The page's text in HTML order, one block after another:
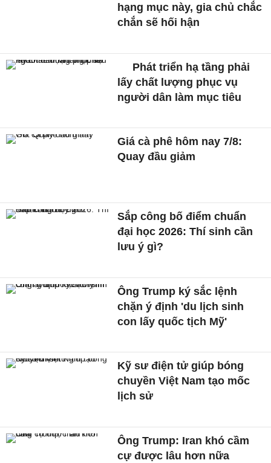
hạng mục này, gia chủ chắc
chắn sẽ hối hận
Phát triển hạ tầng phải
lấy chất lượng phục vụ
người dân làm mục tiêu
Giá cà phê hôm nay 7/8:
Quay đầu giảm
Sắp công bố điểm chuẩn
đại học 2026: Thí sinh cần
lưu ý gì?
Ông Trump ký sắc lệnh
chặn ý định 'du lịch sinh
con lấy quốc tịch Mỹ'
Kỹ sư điện tử giúp bóng
chuyền Việt Nam tạo mốc
lịch sử
Ông Trump: Iran khó cầm
cự được lâu hơn nữa